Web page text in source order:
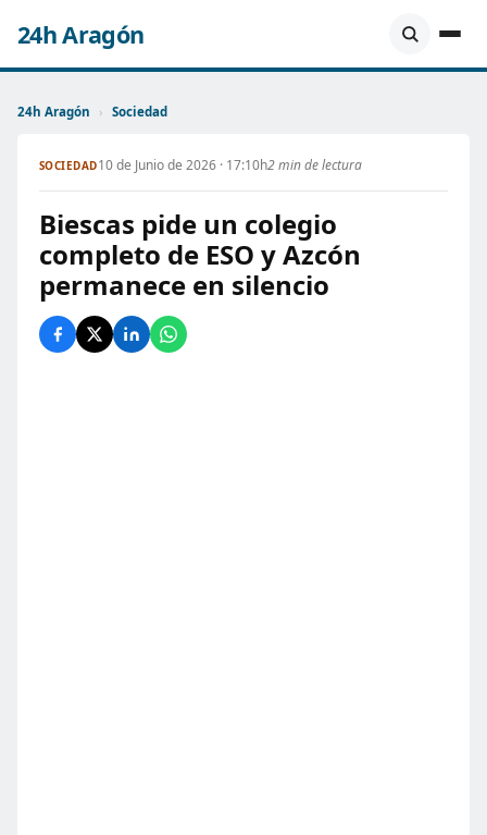
24h Aragón
24h Aragón › Sociedad
SOCIEDAD10 de Junio de 2026 · 17:10h2 min de lectura
Biescas pide un colegio
completo de ESO y Azcón
permanece en silencio